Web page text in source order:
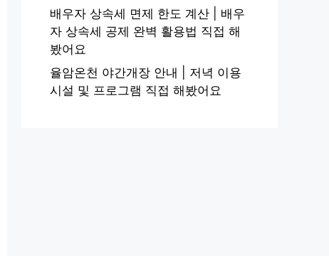
배우자 상속세 면제 한도 계산 | 배우
자 상속세 공제 완벽 활용법 직접 해
봤어요
율암온천 야간개장 안내 | 저녁 이용
시설 및 프로그램 직접 해봤어요